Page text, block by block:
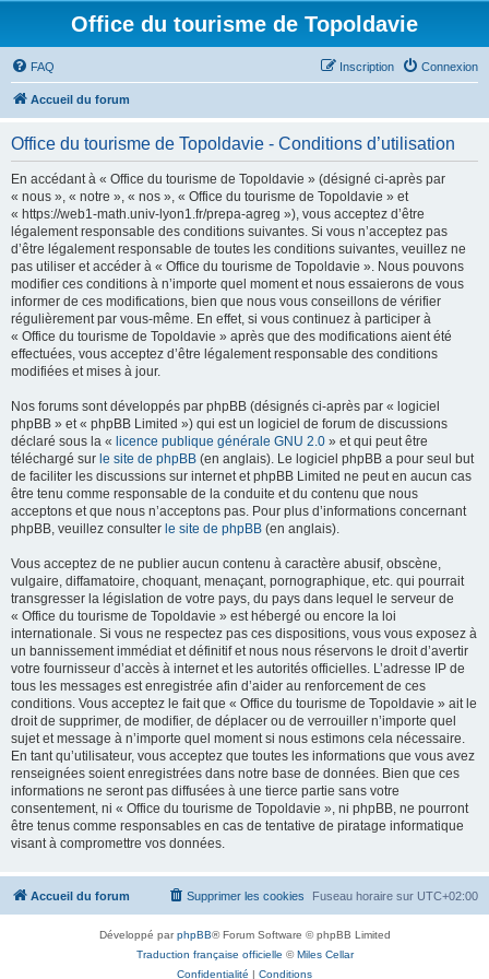
Office du tourisme de Topoldavie
FAQ Connexion
Inscription
Accueil du forum
Office du tourisme de Topoldavie - Conditions d’utilisation
En accédant à « Office du tourisme de Topoldavie » (désigné ci-après par
« nous », « notre », « nos », « Office du tourisme de Topoldavie » et
« https://web1-math.univ-lyon1.fr/prepa-agreg »), vous acceptez d’être
légalement responsable des conditions suivantes. Si vous n’acceptez pas
d’être légalement responsable de toutes les conditions suivantes, veuillez ne
pas utiliser et accéder à « Office du tourisme de Topoldavie ». Nous pouvons
modifier ces conditions à n’importe quel moment et nous essaierons de vous
informer de ces modifications, bien que nous vous conseillons de vérifier
régulièrement par vous-même. En effet, si vous continuez à participer à
« Office du tourisme de Topoldavie » après que des modifications aient été
effectuées, vous acceptez d’être légalement responsable des conditions
modifiées et mises à jour.
Nos forums sont développés par phpBB (désignés ci-après par « logiciel
phpBB » et « phpBB Limited ») qui est un logiciel de forum de discussions
déclaré sous la « licence publique générale GNU 2.0 » et qui peut être
téléchargé sur le site de phpBB (en anglais). Le logiciel phpBB a pour seul but
de faciliter les discussions sur internet et phpBB Limited ne peut en aucun cas
être tenu comme responsable de la conduite et du contenu que nous
acceptons et que nous n’acceptons pas. Pour plus d’informations concernant
phpBB, veuillez consulter le site de phpBB (en anglais).
Vous acceptez de ne publier aucun contenu à caractère abusif, obscène,
vulgaire, diffamatoire, choquant, menaçant, pornographique, etc. qui pourrait
transgresser la législation de votre pays, du pays dans lequel le serveur de
« Office du tourisme de Topoldavie » est hébergé ou encore la loi
internationale. Si vous ne respectez pas ces dispositions, vous vous exposez à
un bannissement immédiat et définitif et nous nous réservons le droit d’avertir
votre fournisseur d’accès à internet et les autorités officielles. L’adresse IP de
tous les messages est enregistrée afin d’aider au renforcement de ces
conditions. Vous acceptez le fait que « Office du tourisme de Topoldavie » ait le
droit de supprimer, de modifier, de déplacer ou de verrouiller n’importe quel
sujet et message à n’importe quel moment si nous estimons cela nécessaire.
En tant qu’utilisateur, vous acceptez que toutes les informations que vous avez
renseignées soient enregistrées dans notre base de données. Bien que ces
informations ne seront pas diffusées à une tierce partie sans votre
consentement, ni « Office du tourisme de Topoldavie », ni phpBB, ne pourront
être tenus comme responsables en cas de tentative de piratage informatique
visant à compromettre vos données.
Accueil du forum Fuseau horaire sur UTC+02:00
Supprimer les cookies
Développé parphpBB® Forum Software © phpBB Limited
Traduction française officielle ©Miles Cellar
Confidentialité | Conditions